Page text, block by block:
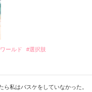
ールド #選択肢
ら私はバスケをしていなかった。